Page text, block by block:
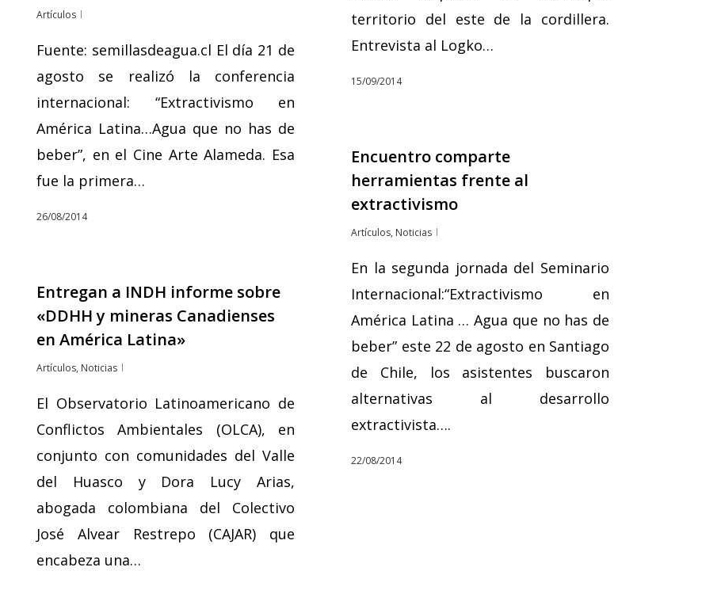
territorio del este de la cordillera.
Entrevista al Logko…
15/09/2014
Artículos
Fuente: semillasdeagua.cl El día 21 de
agosto se realizó la conferencia
internacional: “Extractivismo en
América Latina…Agua que no has de
beber”, en el Cine Arte Alameda. Esa
fue la primera…
26/08/2014
Encuentro comparte
herramientas frente al
extractivismo
Artículos, Noticias
En la segunda jornada del Seminario
Internacional:“Extractivismo en
América Latina … Agua que no has de
beber” este 22 de agosto en Santiago
de Chile, los asistentes buscaron
alternativas al desarrollo
extractivista….
22/08/2014
Entregan a INDH informe sobre
«DDHH y mineras Canadienses
en América Latina»
Artículos, Noticias
El Observatorio Latinoamericano de
Conflictos Ambientales (OLCA), en
conjunto con comunidades del Valle
del Huasco y Dora Lucy Arias,
abogada colombiana del Colectivo
José Alvear Restrepo (CAJAR) que
encabeza una…